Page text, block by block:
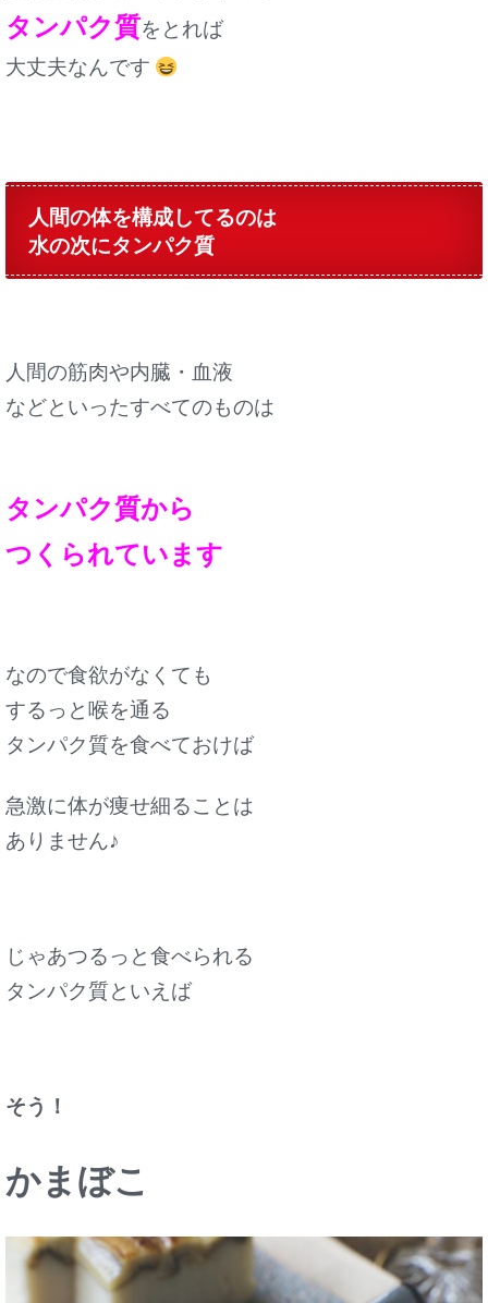
タンパク質をとれば
大丈夫なんです
人間の体を構成してるのは
水の次にタンパク質
人間の筋肉や内臓・血液
などといったすべてのものは
タンパク質から
つくられています
なので食欲がなくても
するっと喉を通る
タンパク質を食べておけば
急激に体が痩せ細ることは
ありません♪
じゃあつるっと食べられる
タンパク質といえば
そう！
かまぼこ